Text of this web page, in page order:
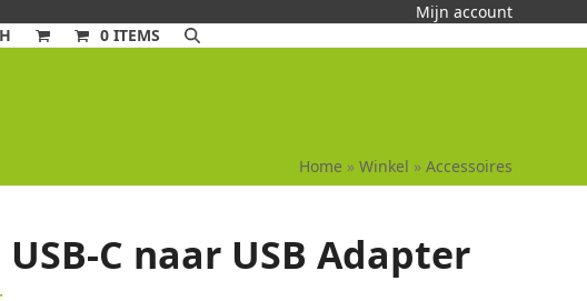
Mijn account
0 ITEMS
Home » Winkel » Accessoires
USB-C naar USB Adapter